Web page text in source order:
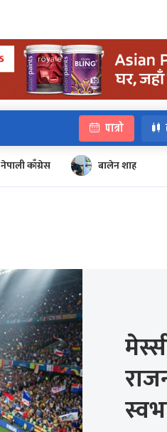
पात्रो
नेपाली काँग्रेस बालेन शाह